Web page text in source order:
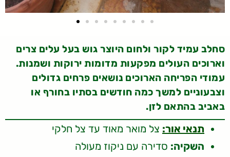
סחלב עמיד לקור ולחום היוצר גוש בעל עלים צרים
וארוכים העולים מפקעות מדומות ירוקות ושמנות.
עמודי הפריחה הארוכים נושאים פרחים גדולים
וצבעוניים למשך כמה חודשים בסתיו בחורף או
באביב בהתאם לזן.
תנאי אור: צל מואר מאוד עד צל חלקי
השקיה: סדירה עם ניקוז מעולה